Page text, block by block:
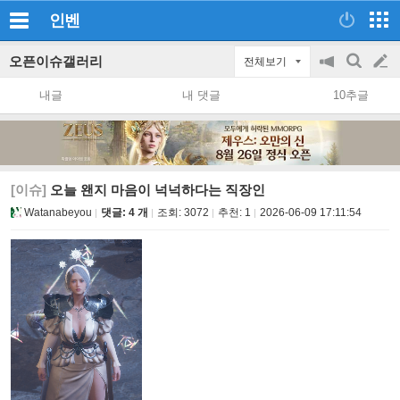
인벤
오픈이슈갤러리 전체보기
공
지
on/off
검
색
글
쓰
내글 내 댓글 10추글
[이슈] 오늘 왠지 마음이 넉넉하다는 직장인
Watanabeyou 댓글: 4 개 조회: 3072 추천: 1 2026-06-09 17:11:54